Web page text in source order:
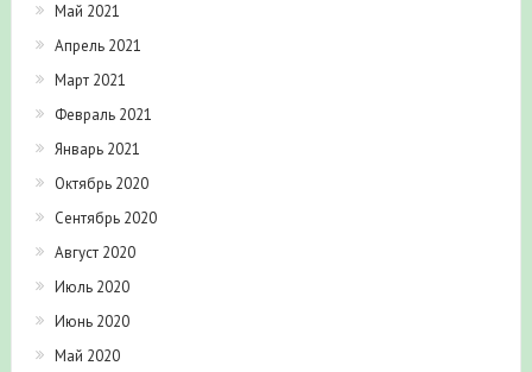
Май 2021
Апрель 2021
Март 2021
Февраль 2021
Январь 2021
Октябрь 2020
Сентябрь 2020
Август 2020
Июль 2020
Июнь 2020
Май 2020